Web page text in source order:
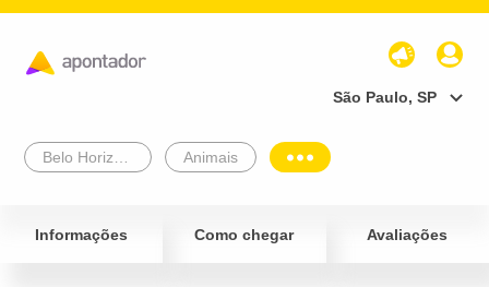
São Paulo, SP
Animais
Informações Como chegar Avaliações